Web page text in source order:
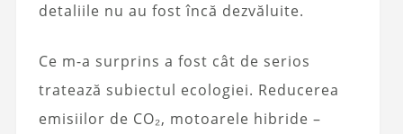
detaliile nu au fost încă dezvăluite.
Ce m-a surprins a fost cât de serios
tratează subiectul ecologiei. Reducerea
emisiilor de CO₂, motoarele hibride –